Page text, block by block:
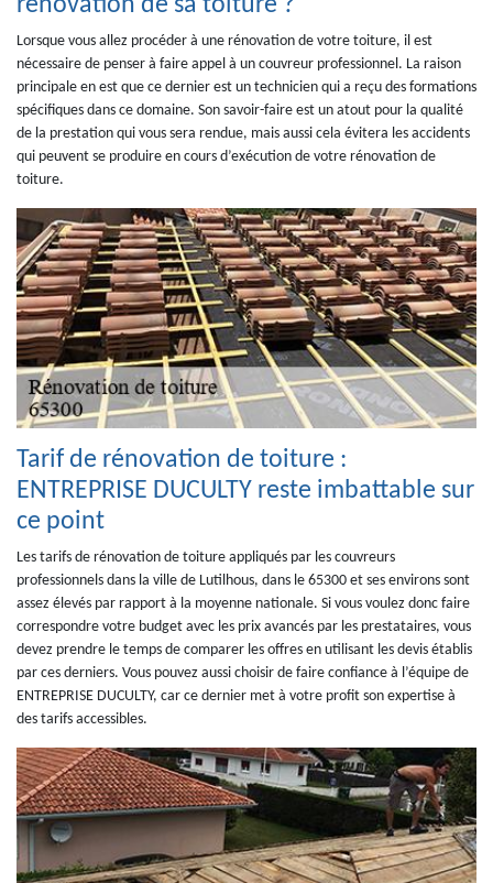
rénovation de sa toiture ?
Lorsque vous allez procéder à une rénovation de votre toiture, il est
nécessaire de penser à faire appel à un couvreur professionnel. La raison
principale en est que ce dernier est un technicien qui a reçu des formations
spécifiques dans ce domaine. Son savoir-faire est un atout pour la qualité
de la prestation qui vous sera rendue, mais aussi cela évitera les accidents
qui peuvent se produire en cours d’exécution de votre rénovation de
toiture.
Tarif de rénovation de toiture :
ENTREPRISE DUCULTY reste imbattable sur
ce point
Les tarifs de rénovation de toiture appliqués par les couvreurs
professionnels dans la ville de Lutilhous, dans le 65300 et ses environs sont
assez élevés par rapport à la moyenne nationale. Si vous voulez donc faire
correspondre votre budget avec les prix avancés par les prestataires, vous
devez prendre le temps de comparer les offres en utilisant les devis établis
par ces derniers. Vous pouvez aussi choisir de faire confiance à l’équipe de
ENTREPRISE DUCULTY, car ce dernier met à votre profit son expertise à
des tarifs accessibles.